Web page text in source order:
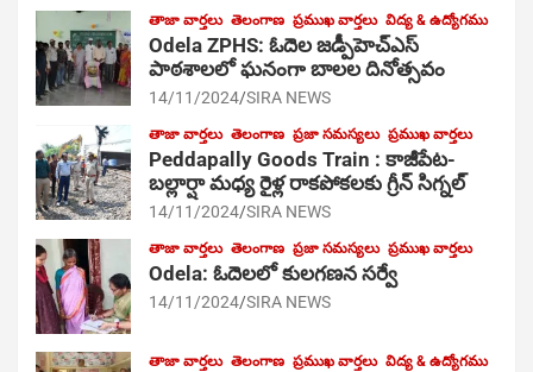
తాజా వార్తలు తెలంగాణ ప్రముఖ వార్తలు విద్య & ఉద్యోగము
Odela ZPHS: ఓదెల జ‌డ్పీహెచ్ఎస్
పాఠ‌శాల‌లో ఘనంగా బాలల దినోత్సవం
14/11/2024 SIRA NEWS
తాజా వార్తలు తెలంగాణ ప్రజా సమస్యలు ప్రముఖ వార్తలు
Peddapally Goods Train : కాజీపేట-
బల్లార్షా మధ్య రైళ్ల రాకపోకలకు గ్రీన్ సిగ్నల్
14/11/2024 SIRA NEWS
తాజా వార్తలు తెలంగాణ ప్రజా సమస్యలు ప్రముఖ వార్తలు
Odela: ఓదెలలో కులగణన సర్వే
14/11/2024 SIRA NEWS
తాజా వార్తలు తెలంగాణ ప్రముఖ వార్తలు విద్య & ఉద్యోగము